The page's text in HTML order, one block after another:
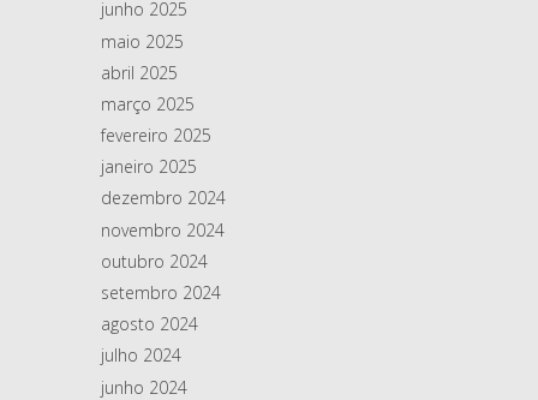
junho 2025
maio 2025
abril 2025
março 2025
fevereiro 2025
janeiro 2025
dezembro 2024
novembro 2024
outubro 2024
setembro 2024
agosto 2024
julho 2024
junho 2024